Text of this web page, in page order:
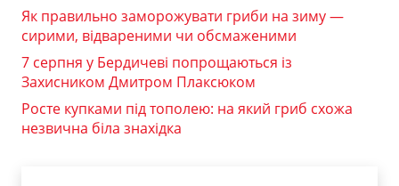
Як правильно заморожувати гриби на зиму —
сирими, відвареними чи обсмаженими
7 серпня у Бердичеві попрощаються із
Захисником Дмитром Плаксюком
Росте купками під тополею: на який гриб схожа
незвична біла знахідка